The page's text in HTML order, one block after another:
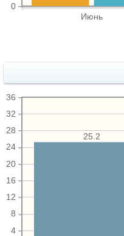
Июнь
0
4
8
12
16
20
24
28
32
36
25.2